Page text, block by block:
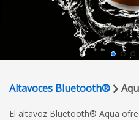
Altavoces Bluetooth®
El altavoz Bluetooth® Aqua